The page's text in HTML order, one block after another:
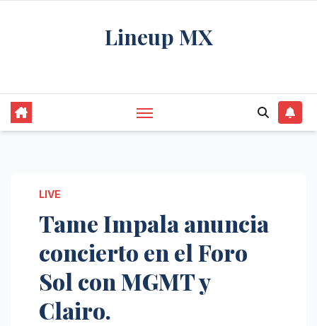
Lineup MX
LIVE
Tame Impala anuncia
concierto en el Foro
Sol con MGMT y
Clairo.